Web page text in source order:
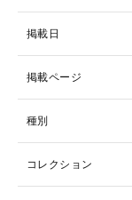
掲載日
掲載ページ
種別
コレクション